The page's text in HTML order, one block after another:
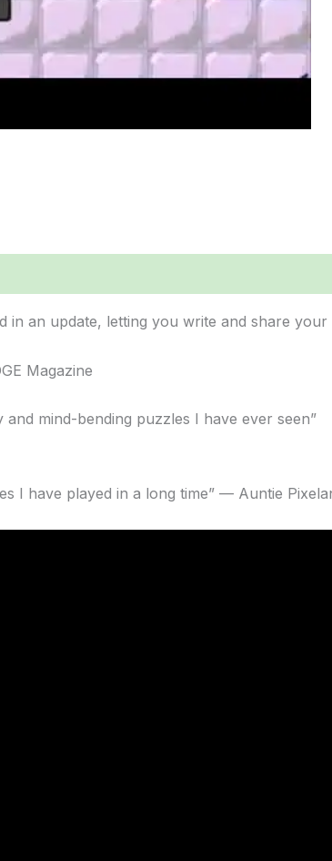
in an update, letting you write and share
Magazine
mind-bending puzzles I have ever seen”
I have played in a long time” — Auntie